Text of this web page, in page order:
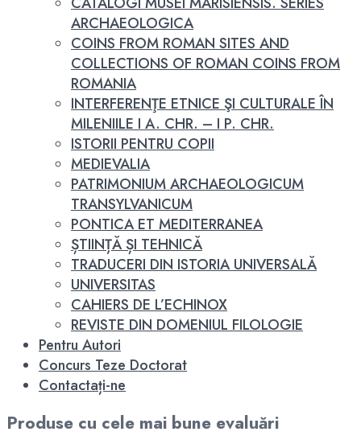
ARCHAEOLOGICA
COINS FROM ROMAN SITES AND
COLLECTIONS OF ROMAN COINS FROM
ROMANIA
INTERFERENŢE ETNICE ŞI CULTURALE ÎN
MILENIILE I A. CHR. – I P. CHR.
ISTORII PENTRU COPII
MEDIEVALIA
PATRIMONIUM ARCHAEOLOGICUM
TRANSYLVANICUM
PONTICA ET MEDITERRANEA
ȘTIINȚĂ ȘI TEHNICĂ
TRADUCERI DIN ISTORIA UNIVERSALĂ
UNIVERSITAS
CAHIERS DE L’ECHINOX
REVISTE DIN DOMENIUL FILOLOGIE
Pentru Autori
Concurs Teze Doctorat
Contactați-ne
Produse cu cele mai bune evaluări